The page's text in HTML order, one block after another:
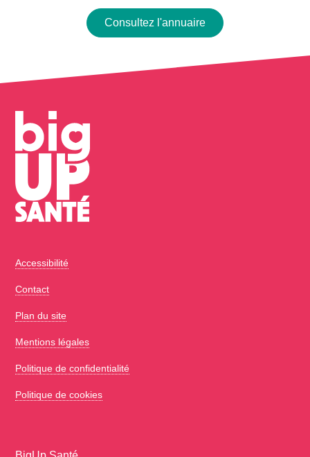
Consultez l'annuaire
Accessibilité
Contact
Plan du site
Mentions légales
Politique de confidentialité
Politique de cookies